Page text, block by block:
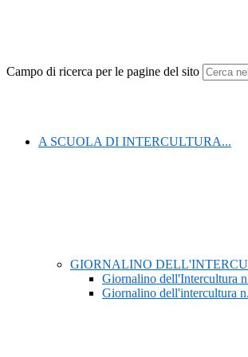
Campo di ricerca per le pagine del sito
A SCUOLA DI INTERCULTURA...
GIORNALINO
Giornalino dell'Intercultura
Giornalino dell'intercultura